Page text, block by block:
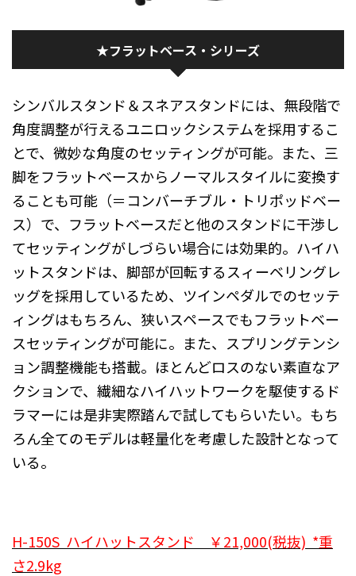
★フラットベース・シリーズ
シンバルスタンド＆スネアスタンドには、無段階で
角度調整が行えるユニロックシステムを採用するこ
とで、微妙な角度のセッティングが可能。また、三
脚をフラットベースからノーマルスタイルに変換す
ることも可能（＝コンバーチブル・トリポッドベー
ス）で、フラットベースだと他のスタンドに干渉し
てセッティングがしづらい場合には効果的。ハイハ
ットスタンドは、脚部が回転するスィーベリングレ
ッグを採用しているため、ツインペダルでのセッテ
ィングはもちろん、狭いスペースでもフラットベー
スセッティングが可能に。また、スプリングテンシ
ョン調整機能も搭載。ほとんどロスのない素直なア
クションで、繊細なハイハットワークを駆使するド
ラマーには是非実際踏んで試してもらいたい。もち
ろん全てのモデルは軽量化を考慮した設計となって
いる。
H-150S ハイハットスタンド ￥21,000(税抜) *重
さ2.9kg